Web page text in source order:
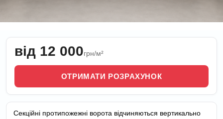
від 12 000грн/м²
ОТРИМАТИ РОЗРАХУНОК
Секційні протипожежні ворота відчиняються вертикально